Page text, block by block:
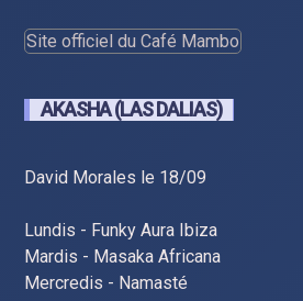
Site officiel du Café Mambo
AKASHA (LAS DALIAS)
David Morales le 18/09
Lundis - Funky Aura Ibiza
Mardis - Masaka Africana
Mercredis - Namasté